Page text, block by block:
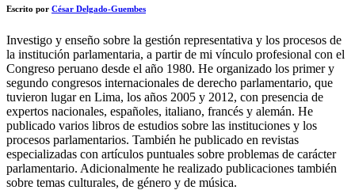
Escrito por César Delgado-Guembes
Investigo y enseño sobre la gestión representativa y los procesos de
la institución parlamentaria, a partir de mi vínculo profesional con el
Congreso peruano desde el año 1980. He organizado los primer y
segundo congresos internacionales de derecho parlamentario, que
tuvieron lugar en Lima, los años 2005 y 2012, con presencia de
expertos nacionales, españoles, italiano, francés y alemán. He
publicado varios libros de estudios sobre las instituciones y los
procesos parlamentarios. También he publicado en revistas
especializadas con artículos puntuales sobre problemas de carácter
parlamentario. Adicionalmente he realizado publicaciones también
sobre temas culturales, de género y de música.